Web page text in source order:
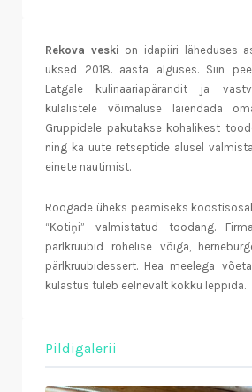
Rekova veski on idapiiri läheduses
uksed 2018. aasta alguses. Siin
Latgale kulinaariapärandit ja
külalistele võimaluse laiendada
Gruppidele pakutakse kohalikest
ning ka uute retseptide alusel
einete nautimist.
Roogade üheks peamiseks
“Kotiņi” valmistatud toodang.
pärlkruubid rohelise võiga,
pärlkruubidessert. Hea meelega
külastus tuleb eelnevalt kokku leppida.
Pildigalerii